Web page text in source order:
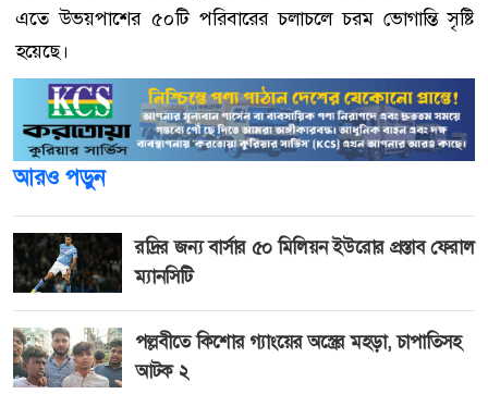
এতে উভয়পাশের ৫০টি পরিবারের চলাচলে চরম ভোগান্তি সৃষ্টি
হয়েছে।
আরও পড়ুন
রদ্রির জন্য বার্সার ৫০ মিলিয়ন ইউরোর প্রস্তাব ফেরাল
ম্যানসিটি
পল্লবীতে কিশোর গ্যাংয়ের অস্ত্রের মহড়া, চাপাতিসহ
আটক ২